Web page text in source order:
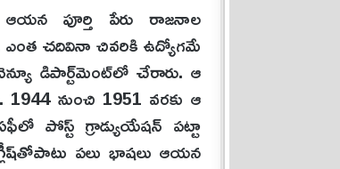
పూర్తి పేరు రాజనాల
ఎంత చదివినా చివరికి ఉద్యోగమే
డిపార్ట్‌మెంట్‌లో చేరారు. ఆ
నుంచి 1951 వరకు ఆ
పోస్ట్‌ గ్రాడ్యుయేషన్‌ పట్టా
పలు భాషలు ఆయన